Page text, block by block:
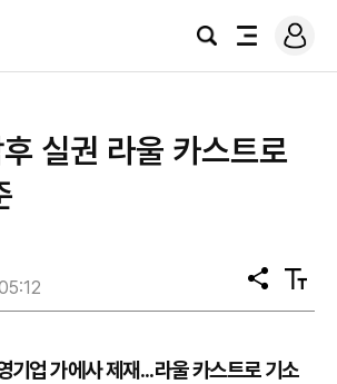
검
전
로
그
실권 라울 카스트로
공
유
텍
스
기
기업 가에사 제재...라울 카스트로 기소